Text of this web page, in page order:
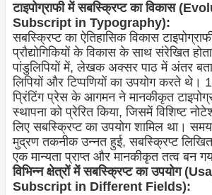
टाइपोग्राफी में सबस्क्रिप्ट का विकास
Subscript in Typography):
सबस्क्रिप्ट का ऐतिहासिक विकास
प्रौद्योगिकियों के विकास के साथ संरेखित
पांडुलिपियों में, लेखक अक्सर पाठ में अंतर
लिपियों और टिप्पणियों का उपयोग करते थे।
प्रिंटिंग प्रेस के आगमन ने मानकीकृत
स्थापना को प्रेरित किया, जिसमें विशिष्ट
लिए सबस्क्रिप्ट का उपयोग शामिल था।
मुद्रण तकनीक उन्नत हुई, सबस्क्रिप्ट
एक मान्यता प्राप्त और मानकीकृत तत्व बन
विभिन्न क्षेत्रों में सबस्क्रिप्ट का उपयोग
Subscript in Different Fields):